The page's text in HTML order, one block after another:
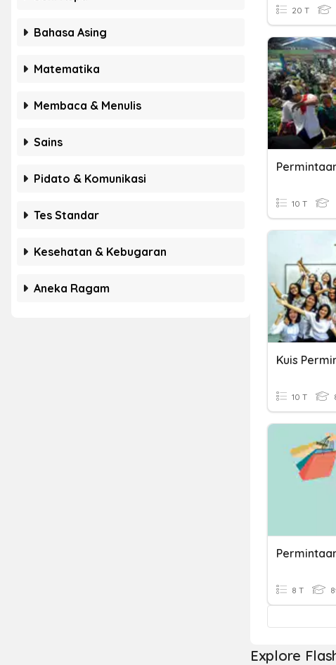
Bahasa Asing
Matematika
Membaca & Menulis
Sains
Pidato & Komunikasi
Tes Standar
Kesehatan & Kebugaran
Aneka Ragam
20 T
10 T
10 T
8 T
Explore